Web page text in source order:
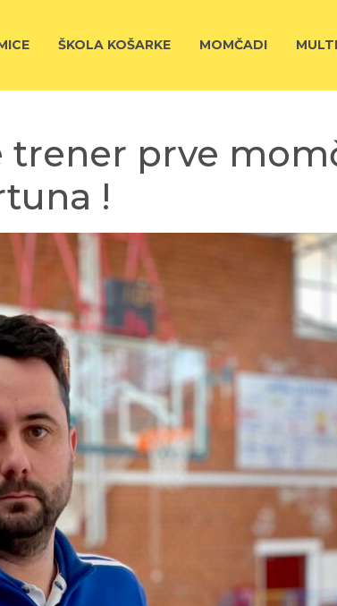
ŠKOLA KOŠARKE MOMČADI
trener prve
!